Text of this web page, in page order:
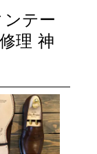
テー
理 神